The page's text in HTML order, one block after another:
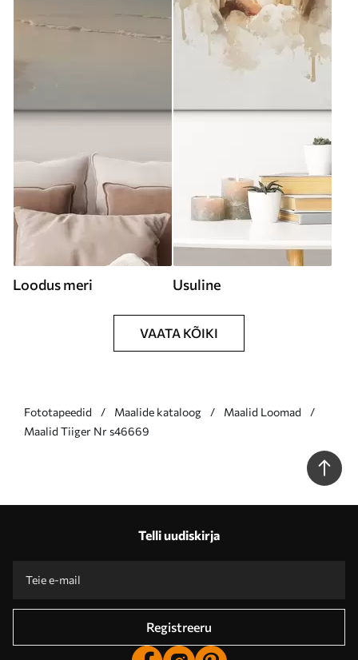
Loodus meri Usuline
VAATA KÕIKI
Fototapeedid Maalide kataloog
Maalid Loomad
Maalid Tiiger Nr s46669
Telli uudiskirja
Registreeru